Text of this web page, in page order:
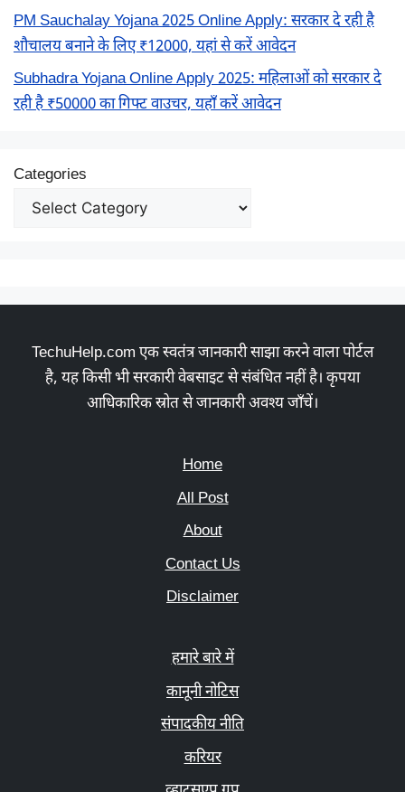
PM Sauchalay Yojana 2025 Online Apply: सरकार दे रही है
शौचालय बनाने के लिए ₹12000, यहां से करें आवेदन
Subhadra Yojana Online Apply 2025: महिलाओं को सरकार दे
रही है ₹50000 का गिफ्ट वाउचर, यहाँ करें आवेदन
Categories
TechuHelp.com एक स्वतंत्र जानकारी साझा करने वाला पोर्टल
है, यह किसी भी सरकारी वेबसाइट से संबंधित नहीं है। कृपया
आधिकारिक स्रोत से जानकारी अवश्य जाँचें।
Home
All Post
About
Contact Us
Disclaimer
हमारे बारे में
कानूनी नोटिस
संपादकीय नीति
करियर